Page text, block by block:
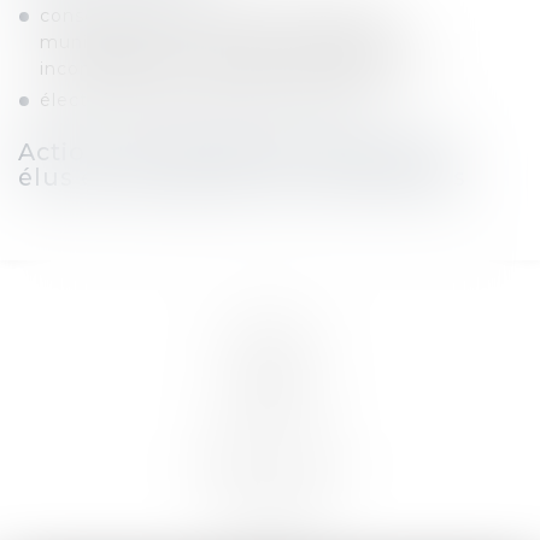
conseil et contentieux des élections
municipales et cantonales (inéligibilité,
incompatibilité, comptes de campagne…)
élections professionnelles (URPS)
Actions de formation auprés des
élus et des agents de collectivités